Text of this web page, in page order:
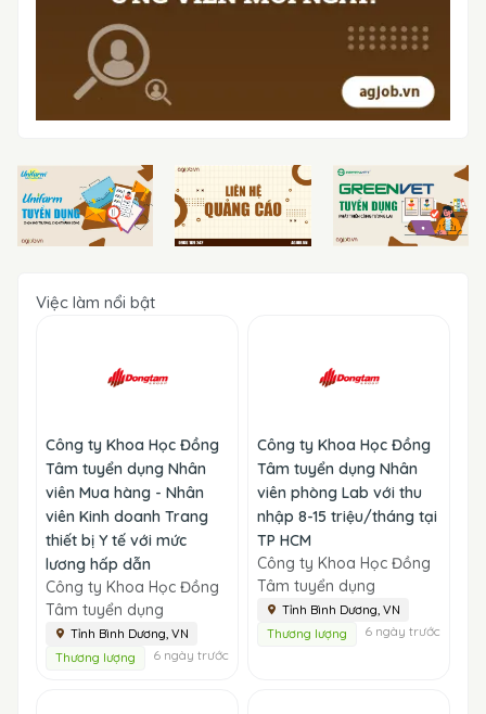
Việc làm nổi bật
Công ty Khoa Học Đồng
Tâm tuyển dụng Nhân
viên Mua hàng - Nhân
viên Kinh doanh Trang
thiết bị Y tế với mức
lương hấp dẫn
Công ty Khoa Học Đồng
Tâm tuyển dụng
Tỉnh Bình Dương, VN
Thương lượng
6 ngày trước
Công ty Khoa Học Đồng
Tâm tuyển dụng Nhân
viên phòng Lab với thu
nhập 8-15 triệu/tháng tại
TP HCM
Công ty Khoa Học Đồng
Tâm tuyển dụng
Tỉnh Bình Dương, VN
Thương lượng
6 ngày trước